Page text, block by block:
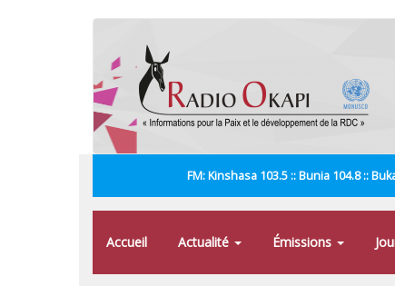
FM: Kinshasa 103.5 :: Bunia 104.8 ::
Accueil Actualité Émissions